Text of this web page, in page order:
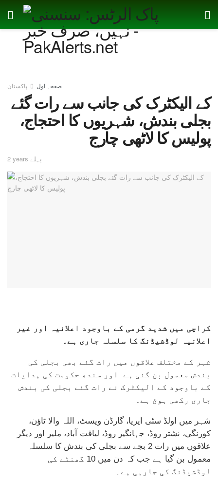
صفحہ اول پاکستان
کے الیکٹرک کی جانب سے رات گئے
بجلی بندش، شہریوں کا احتجاج،
پولیس کا لاٹھی چارج
2 years پہلے
کراچی میں شدید گرمی کے باوجود اعلانیہ اور غیر
اعلانیہ لوڈشیڈنگ کا سلسلہ جاری ہے۔
شہر کے مختلف علاقوں میں رات گئے بھی بجلی کی
بندش معمول بن گئی ہے اور سندھ حکومت کی ہدایات
کے باوجود کے الیکٹرک نے رات گئے بجلی کی بندش
جاری رکھی ہوئ ہے۔
شہر میں اولڈ سٹی ایریا، گارڈن ویسٹ، اللہ والا ٹاؤن،
کورنگی، نشتر روڈ، جہانگیر روڈ، لیاقت آباد، ملیر اور دیگر
علاقوں میں رات 2 بجے سے بجلی کی بندش کا سلسلہ
معمول بن گیا ہے جب کہ دن میں 10 گھنٹے کی
لوڈشیڈنگ کی جارہی ہے۔